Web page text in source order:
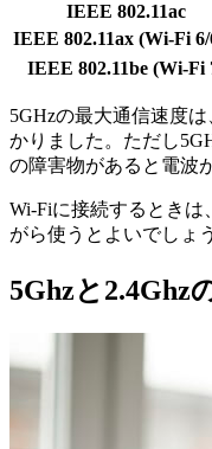
IEEE 802.11ac
IEEE 802.11ax (Wi-Fi
IEEE 802.11be (Wi-Fi
5GHzの最大通信速度
かりました。ただし
の障害物があると電波
Wi-Fiに接続するときは
がら使うとよいでしょ
5Ghzと2.4Ghz